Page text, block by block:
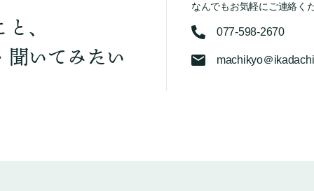
、
聞いてみたい
なんでもお気軽にご連絡く
077-598-2670
machikyo＠